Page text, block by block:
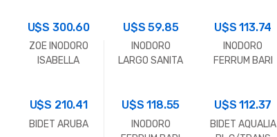
U$S 300.60
ZOE INODORO
ISABELLA
CHILA
U$S59.85
INODORO
LARGO SANITA
U$S113.74
INODORO
FERRUM BARI
U$S 210.41
BIDET ARUBA
U$S118.55
INODORO
U$S112.37
BIDET AQUALIA